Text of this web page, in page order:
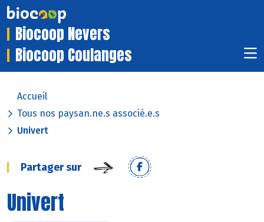
Biocoop Nevers
Biocoop Coulanges
Accueil
Tous nos paysan.ne.s associé.e.s
Univert
Partager sur
Univert